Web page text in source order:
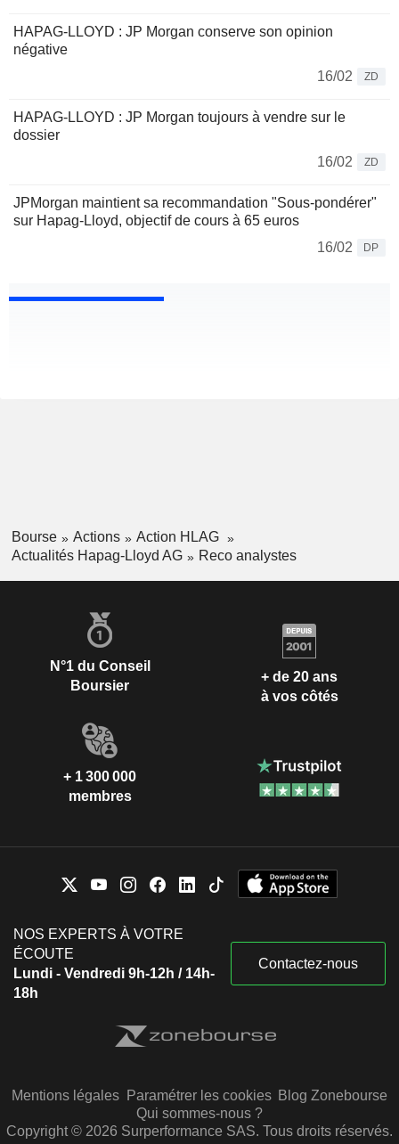
HAPAG-LLOYD : JP Morgan conserve son opinion
négative
16/02
ZD
HAPAG-LLOYD : JP Morgan toujours à vendre sur le
dossier
16/02
ZD
JPMorgan maintient sa recommandation "Sous-pondérer"
sur Hapag-Lloyd, objectif de cours à 65 euros
16/02
DP
Bourse Actions
Action HLAG
Actualités Hapag-Lloyd AG
Reco analystes
N°1 du Conseil
Boursier
+ de 20 ans
à vos côtés
+ 1 300 000
membres
NOS EXPERTS À VOTRE
ÉCOUTE
Lundi - Vendredi 9h-12h / 14h-
18h
Contactez-nous
Mentions légales Paramétrer les cookies Blog Zonebourse
Qui sommes-nous ?
Copyright © 2026 Surperformance SAS. Tous droits réservés.